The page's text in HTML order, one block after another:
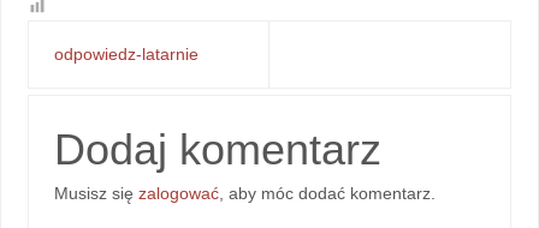
odpowiedz-latarnie
Dodaj komentarz
Musisz sięzalogować , aby móc dodać komentarz.